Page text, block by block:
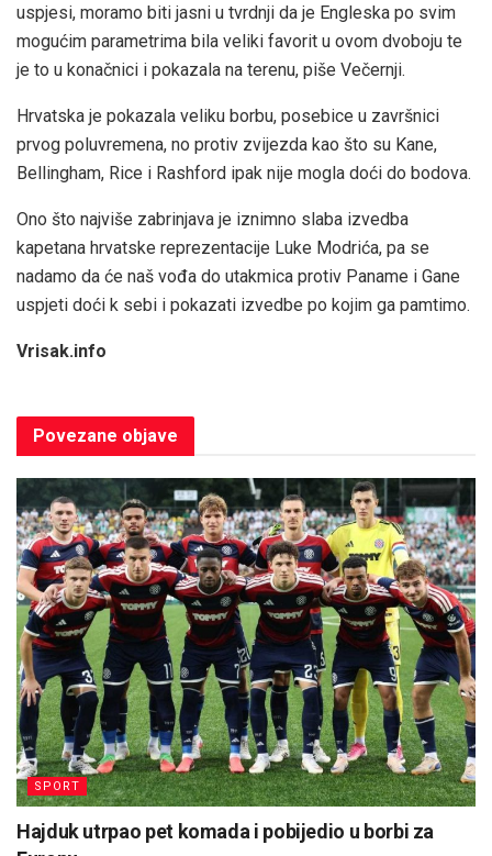
uspjesi, moramo biti jasni u tvrdnji da je Engleska po svim
mogućim parametrima bila veliki favorit u ovom dvoboju te
je to u konačnici i pokazala na terenu, piše Večernji.
Hrvatska je pokazala veliku borbu, posebice u završnici
prvog poluvremena, no protiv zvijezda kao što su Kane,
Bellingham, Rice i Rashford ipak nije mogla doći do bodova.
Ono što najviše zabrinjava je iznimno slaba izvedba
kapetana hrvatske reprezentacije Luke Modrića, pa se
nadamo da će naš vođa do utakmica protiv Paname i Gane
uspjeti doći k sebi i pokazati izvedbe po kojim ga pamtimo.
Vrisak.info
Povezane objave
SPORT
Hajduk utrpao pet komada i pobijedio u borbi za